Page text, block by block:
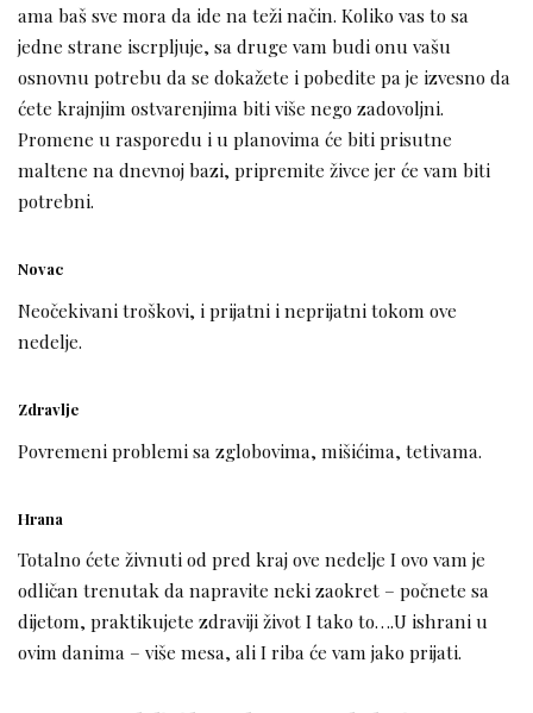
ama baš sve mora da ide na teži način. Koliko vas to sa
jedne strane iscrpljuje, sa druge vam budi onu vašu
osnovnu potrebu da se dokažete i pobedite pa je izvesno da
ćete krajnjim ostvarenjima biti više nego zadovoljni.
Promene u rasporedu i u planovima će biti prisutne
maltene na dnevnoj bazi, pripremite živce jer će vam biti
potrebni.
Novac
Neočekivani troškovi, i prijatni i neprijatni tokom ove
nedelje.
Zdravlje
Povremeni problemi sa zglobovima, mišićima, tetivama.
Hrana
Totalno ćete živnuti od pred kraj ove nedelje I ovo vam je
odličan trenutak da napravite neki zaokret – počnete sa
dijetom, praktikujete zdraviji život I tako to….U ishrani u
ovim danima – više mesa, ali I riba će vam jako prijati.